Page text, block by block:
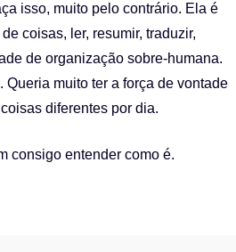
isso, muito pelo contrário. Ela é
coisas, ler, resumir, traduzir,
de organização sobre-humana.
muito ter a força de vontade
diferentes por dia.
consigo entender como é.